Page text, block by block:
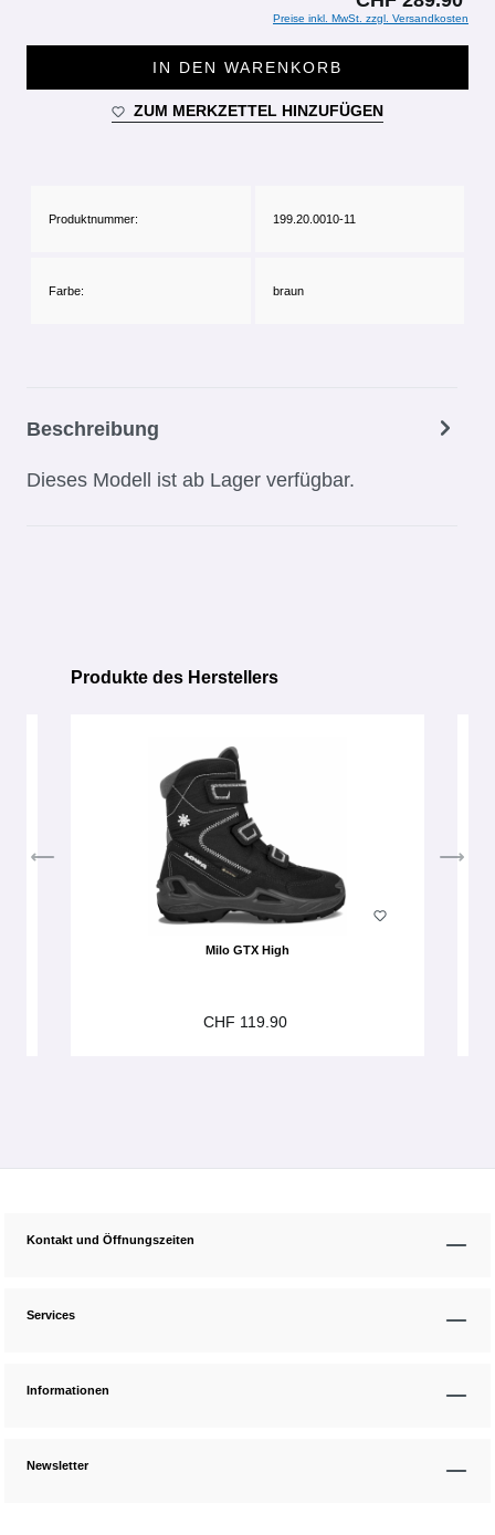
Preise inkl. MwSt. zzgl. Versandkosten
IN DEN WARENKORB
ZUM MERKZETTEL HINZUFÜGEN
Produktnummer: 199.20.0010-11
Farbe: braun
Beschreibung
Dieses Modell ist ab Lager verfügbar.
Produktgalerie überspringen
Produkte des Herstellers
Milo GTX High
CHF 119.90
Kontakt und Öffnungszeiten
Services
Informationen
Newsletter